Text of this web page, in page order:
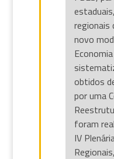
regionais
novo
Economia
obtidos
por uma
foram
IV